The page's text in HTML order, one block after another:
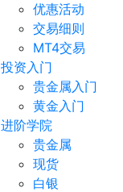
优惠活动
交易细则
MT4交易
投资入门
贵金属入门
黄金入门
进阶学院
贵金属
现货
白银